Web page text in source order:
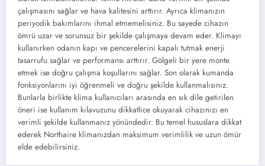
çalışmasını sağlar ve hava kalitesini arttırır. Ayrıca klimanızın
periyodik bakımlarını ihmal etmemelisiniz. Bu sayede cihazın
ömrü uzar ve sorunsuz bir şekilde çalışmaya devam eder. Klimayı
kullanırken odanın kapı ve pencerelerini kapalı tutmak enerji
tasarrufu sağlar ve performansı arttırır. Gölgeli bir yere monte
etmek ise doğru çalışma koşullarını sağlar. Son olarak kumanda
fonksiyonlarını iyi öğrenmeli ve doğru şekilde kullanmalısınız.
Bunlarla birlikte klima kullanıcıları arasında en sık dile getirilen
öneri ise kullanım kılavuzunu dikkatlice okuyarak cihazınızı en
verimli şekilde kullanmanız yönündedir. Bu temel hususlara dikkat
ederek Northaire klimanızdan maksimum verimlilik ve uzun ömür
elde edebilirsiniz.